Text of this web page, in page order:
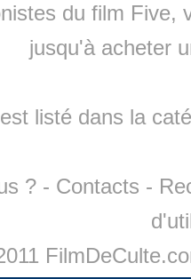
du film Five,
jusqu'à acheter
listé dans la
? - Contacts -